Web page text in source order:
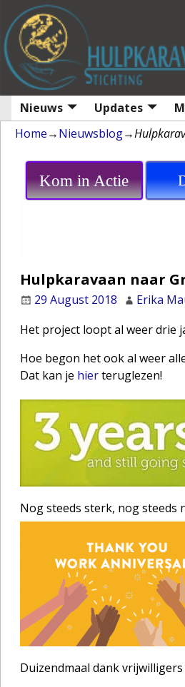
Nieuws Updates
Home→Nieuwsblog→
Kom in Actie
Hulpkaravaan naar
29 August 2018
Erika
Het project loopt al weer drie
Hoe begon het ook al weer
Dat kan je hierteruglezen!
Nog steeds sterk, nog steeds
Duizendmaal dank